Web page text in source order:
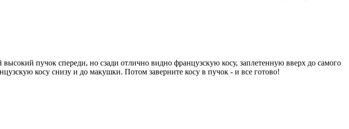
пучок спереди, но сзади отлично видно французскую косу, заплетенную вверх до самого
косу снизу и до макушки. Потом заверните косу в пучок - и все готово!